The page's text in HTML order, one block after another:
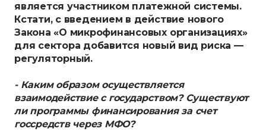
является участником платежной системы.
Кстати, с введением в действие нового
Закона «О микрофинансовых организациях»
для сектора добавится новый вид риска —
регуляторный.
- Каким образом осуществляется
взаимодействие с государством? Существуют
ли программы финансирования за счет
госсредств через МФО?